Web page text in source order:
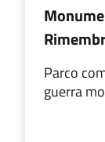
Parco
guerra